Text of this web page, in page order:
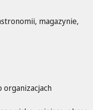
magazynie,
organizacjach